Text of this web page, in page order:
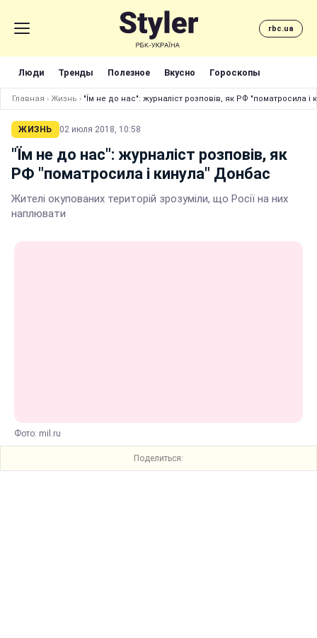
rbc.ua
Люди Тренды Полезное Вкусно Гороскопы
Главная › Жизнь › "Їм не до нас": журналіст розповів, як РФ "поматросила і
ЖИЗНЬ 02 июля 2018, 10:58
"Їм не до нас": журналіст розповів, як
РФ "поматросила і кинула" Донбас
Жителі окупованих територій зрозуміли, що Росії на них
наплювати
Фото: mil.ru
Поделиться: